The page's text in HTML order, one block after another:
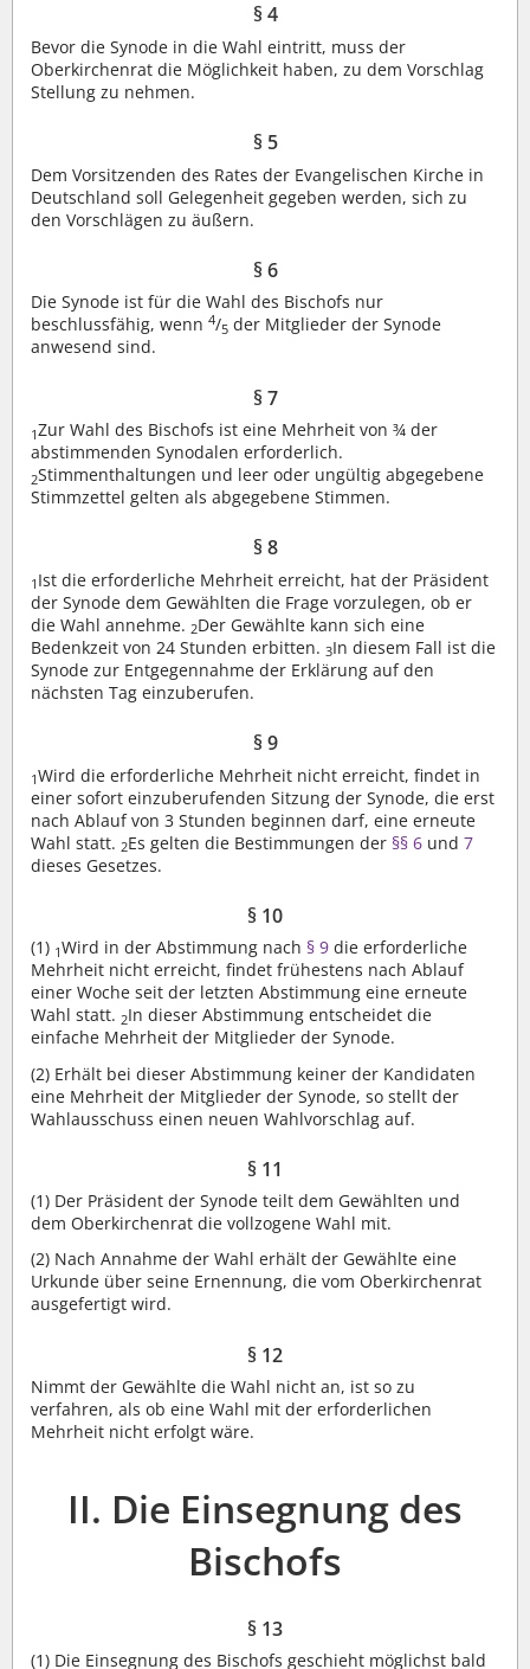
§ 4
Bevor die Synode in die Wahl eintritt, muss der
Oberkirchenrat die Möglichkeit haben, zu dem Vorschlag
Stellung zu nehmen.
§ 5
Dem Vorsitzenden des Rates der Evangelischen Kirche in
Deutschland soll Gelegenheit gegeben werden, sich zu
den Vorschlägen zu äußern.
§ 6
Die Synode ist für die Wahl des Bischofs nur
beschlussfähig, wenn 4/5 der Mitglieder der Synode
anwesend sind.
§ 7
1Zur Wahl des Bischofs ist eine Mehrheit von ¾ der
abstimmenden Synodalen erforderlich.
2Stimmenthaltungen und leer oder ungültig abgegebene
Stimmzettel gelten als abgegebene Stimmen.
§ 8
1 Ist die erforderliche Mehrheit erreicht, hat der Präsident
der Synode dem Gewählten die Frage vorzulegen, ob er
die Wahl annehme. 2Der Gewählte kann sich eine
Bedenkzeit von 24 Stunden erbitten. 3In diesem Fall ist die
Synode zur Entgegennahme der Erklärung auf den
nächsten Tag einzuberufen.
§ 9
1Wird die erforderliche Mehrheit nicht erreicht, findet in
einer sofort einzuberufenden Sitzung der Synode, die erst
nach Ablauf von 3 Stunden beginnen darf, eine erneute
Wahl statt. 2Es gelten die Bestimmungen der §§ 6 und 7
dieses Gesetzes.
§ 10
(1) 1Wird in der Abstimmung nach § 9 die erforderliche
Mehrheit nicht erreicht, findet frühestens nach Ablauf
einer Woche seit der letzten Abstimmung eine erneute
Wahl statt. 2In dieser Abstimmung entscheidet die
einfache Mehrheit der Mitglieder der Synode.
(2) Erhält bei dieser Abstimmung keiner der Kandidaten
eine Mehrheit der Mitglieder der Synode, so stellt der
Wahlausschuss einen neuen Wahlvorschlag auf.
§ 11
(1) Der Präsident der Synode teilt dem Gewählten und
dem Oberkirchenrat die vollzogene Wahl mit.
(2) Nach Annahme der Wahl erhält der Gewählte eine
Urkunde über seine Ernennung, die vom Oberkirchenrat
ausgefertigt wird.
§ 12
Nimmt der Gewählte die Wahl nicht an, ist so zu
verfahren, als ob eine Wahl mit der erforderlichen
Mehrheit nicht erfolgt wäre.
II. Die Einsegnung des
Bischofs
§ 13
(1) Die Einsegnung des Bischofs geschieht möglichst bald